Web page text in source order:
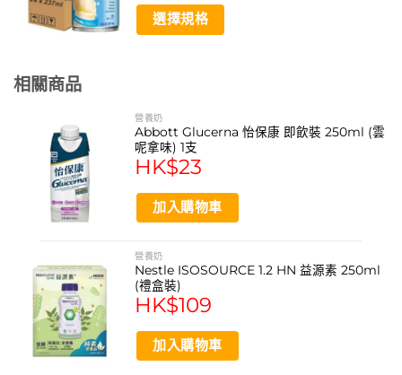
ISOCAL 100 Mini 愛素寶100 Mini 適合哪些人飲用？
需要高能量飲食、或於康復期間需要加強營養攝取的人士。
建議使用前諮詢醫生或營養師的意見。
產品應該如何儲存及食用？
產品為即飲設計，開蓋即可飲用。請儲存於陰涼乾燥處，避
免陽光直射。開封後如未一次飲完，請蓋緊瓶蓋並冷藏，並
建議於24小時內飲用完畢。
這款營養品含有麩質或常見致敏原嗎？
化合物、維他命及礦物質。對於具體的過敏原信息，建議直
接參考產品包裝上的標示或聯繫雀巢官方客服查詢，以確保
符合個人飲食需求。
一箱包含多少支？每日建議飲用量是多少？
每箱包含12支獨立包裝，每支容量為100毫升。每日建議飲
page選擇規格
variants.
The
options
may
be
chosen
the
product
page
相關商品
營養奶
Abbott Glucerna 怡保康 即飲裝 250ml (雲
呢拿味) 1支
HK$23
加入購物車
營養奶
Nestle ISOSOURCE 1.2 HN 益源素 250ml
(禮盒裝)
HK$109
加入購物車